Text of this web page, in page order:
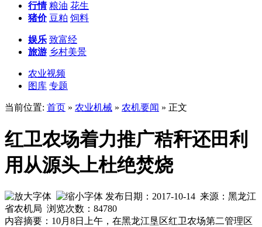
行情 粮油 花生
猪价 豆粕 饲料
娱乐 致富经
旅游 乡村美景
农业视频
图库 专题
当前位置: 首页 » 农业机械 » 农机要闻 » 正文
红卫农场着力推广秸秆还田利
用从源头上杜绝焚烧
发布日期：2017-10-14 来源：黑龙江
省农机局 浏览次数： 84780
内容摘要：10月8日上午，在黑龙江垦区红卫农场第二管理区